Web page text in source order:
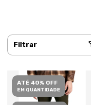
Filtrar
ATÉ 40% OFF
EM QUANTIDADE